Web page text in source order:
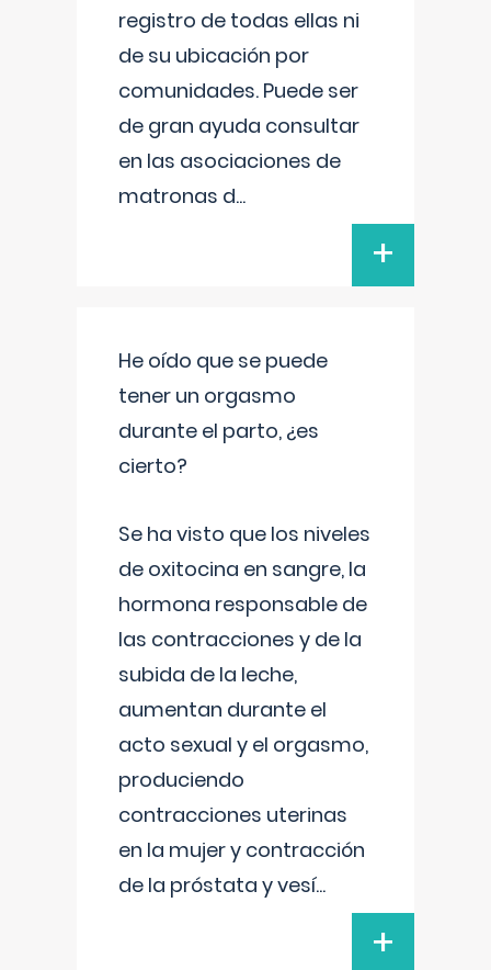
registro de todas ellas ni
de su ubicación por
comunidades. Puede ser
de gran ayuda consultar
en las asociaciones de
matronas d...
+
He oído que se puede
tener un orgasmo
durante el parto, ¿es
cierto?
Se ha visto que los niveles
de oxitocina en sangre, la
hormona responsable de
las contracciones y de la
subida de la leche,
aumentan durante el
acto sexual y el orgasmo,
produciendo
contracciones uterinas
en la mujer y contracción
de la próstata y vesí...
+